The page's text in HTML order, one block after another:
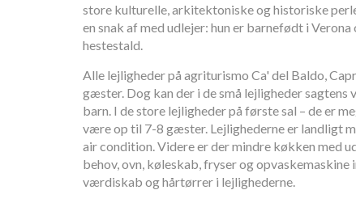
store kulturelle, arkitektoniske og historiske
en snak af med udlejer: hun er barnefødt i Verona
hestestald.
Alle lejligheder på agriturismo Ca' del Baldo,
gæster. Dog kan der i de små lejligheder
barn. I de store lejligheder på første sal – de er
være op til 7-8 gæster. Lejlighederne er landligt
air condition. Videre er der mindre køkken med
behov, ovn, køleskab, fryser og opvaskemaskine
værdiskab og hårtørrer i lejlighederne.